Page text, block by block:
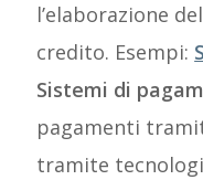
l’elaborazione
credito. Esempi:
Sistemi di
pagamenti
tramite